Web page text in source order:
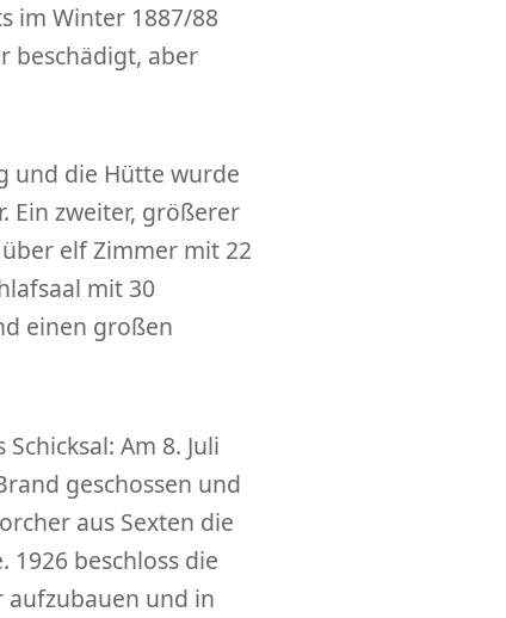
im Winter 1887/88
beschädigt, aber
und die Hütte wurde
Ein zweiter, größerer
elf Zimmer mit 22
mit 30
einen großen
Am 8. Juli
geschossen und
aus Sexten die
beschloss die
aufzubauen und in